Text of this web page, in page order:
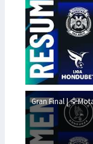
Gran Final |